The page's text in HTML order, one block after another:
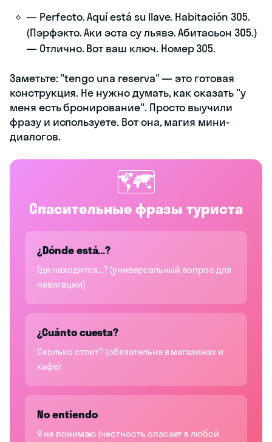
— Perfecto. Aquí está su llave. Habitación 305.
(Пэрфэкто. Аки эста су льявэ. Абитасьон 305.)
— Отлично. Вот ваш ключ. Номер 305.
Заметьте: "tengo una reserva" — это готовая
конструкция. Не нужно думать, как сказать "у
меня есть бронирование". Просто выучили
фразу и используете. Вот она, магия мини-
диалогов.
🗺️
Спасительные фразы туриста
¿Dónde está...?
Где находится...? (универсальный вопрос для
навигации)
¿Cuánto cuesta?
Сколько стоит? (обязательна в магазинах и
кафе)
No entiendo
Я не понимаю (честность спасает в любой